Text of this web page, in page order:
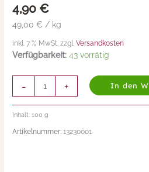
4,90€
49,00 € / kg
inkl. 7 % MwSt. zzgl.Versandkosten
Verfügbarkeit: 43 vorrätig
- + In den
Inhalt: 100g
Artikelnummer:13230001